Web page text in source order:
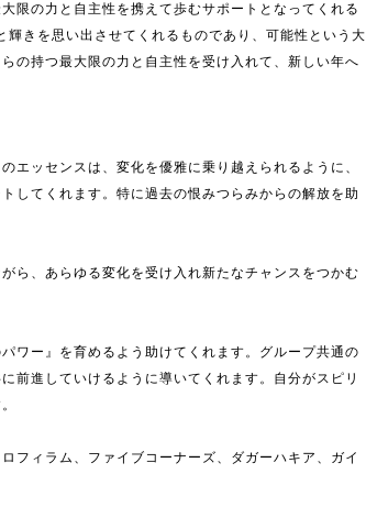
限の力と自主性を携えて歩むサポートとなってくれる
きを思い出させてくれるものであり、可能性という大
の持つ最大限の力と自主性を受け入れて、新しい年へ
エッセンスは、変化を優雅に乗り越えられるように、
してくれます。特に過去の恨みつらみからの解放を助
ら、あらゆる変化を受け入れ新たなチャンスをつかむ
ワー』を育めるよう助けてくれます。グループ共通の
前進していけるように導いてくれます。自分がスピリ
フィラム、ファイブコーナーズ、ダガーハキア、ガイ